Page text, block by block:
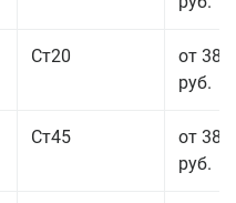
Ст20
от 38
руб.
Ст45
от 38
руб.